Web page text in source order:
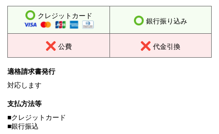
クレジットカード
銀行振り込み
公費 代金引換
適格請求書発行
対応します
支払方法等
■クレジットカード
■銀行振込